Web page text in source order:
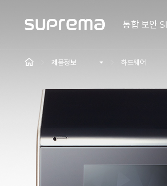
통합 보안 SI
제품정보 하드웨어